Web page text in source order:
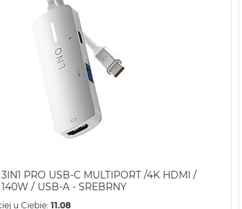
PRO USB-C MULTIPORT /4K HDMI /
/ USB-A - SREBRNY
u Ciebie: 11.08